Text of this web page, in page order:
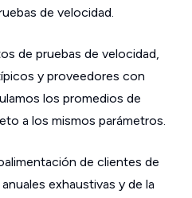
de velocidad.
de pruebas de velocidad,
y proveedores con
los promedios de
a los mismos parámetros.
de clientes de
exhaustivas y de la